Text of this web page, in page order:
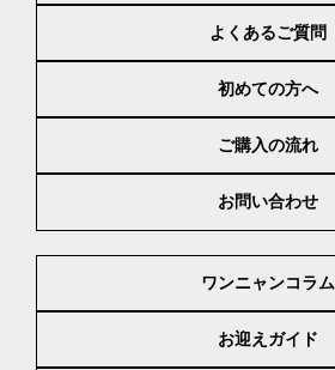
よくあるご質問
初めての方へ
ご購入の流れ
お問い合わせ
ワンニャンコラム
お迎えガイド